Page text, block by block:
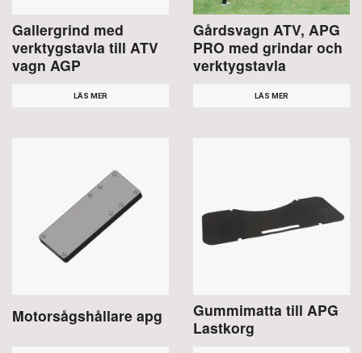
Gallergrind med
verktygstavla till ATV
vagn AGP
LÄS MER
Gårdsvagn ATV, APG
PRO med grindar och
verktygstavla
LÄS MER
Motorsågshållare apg
Gummimatta till APG
Lastkorg